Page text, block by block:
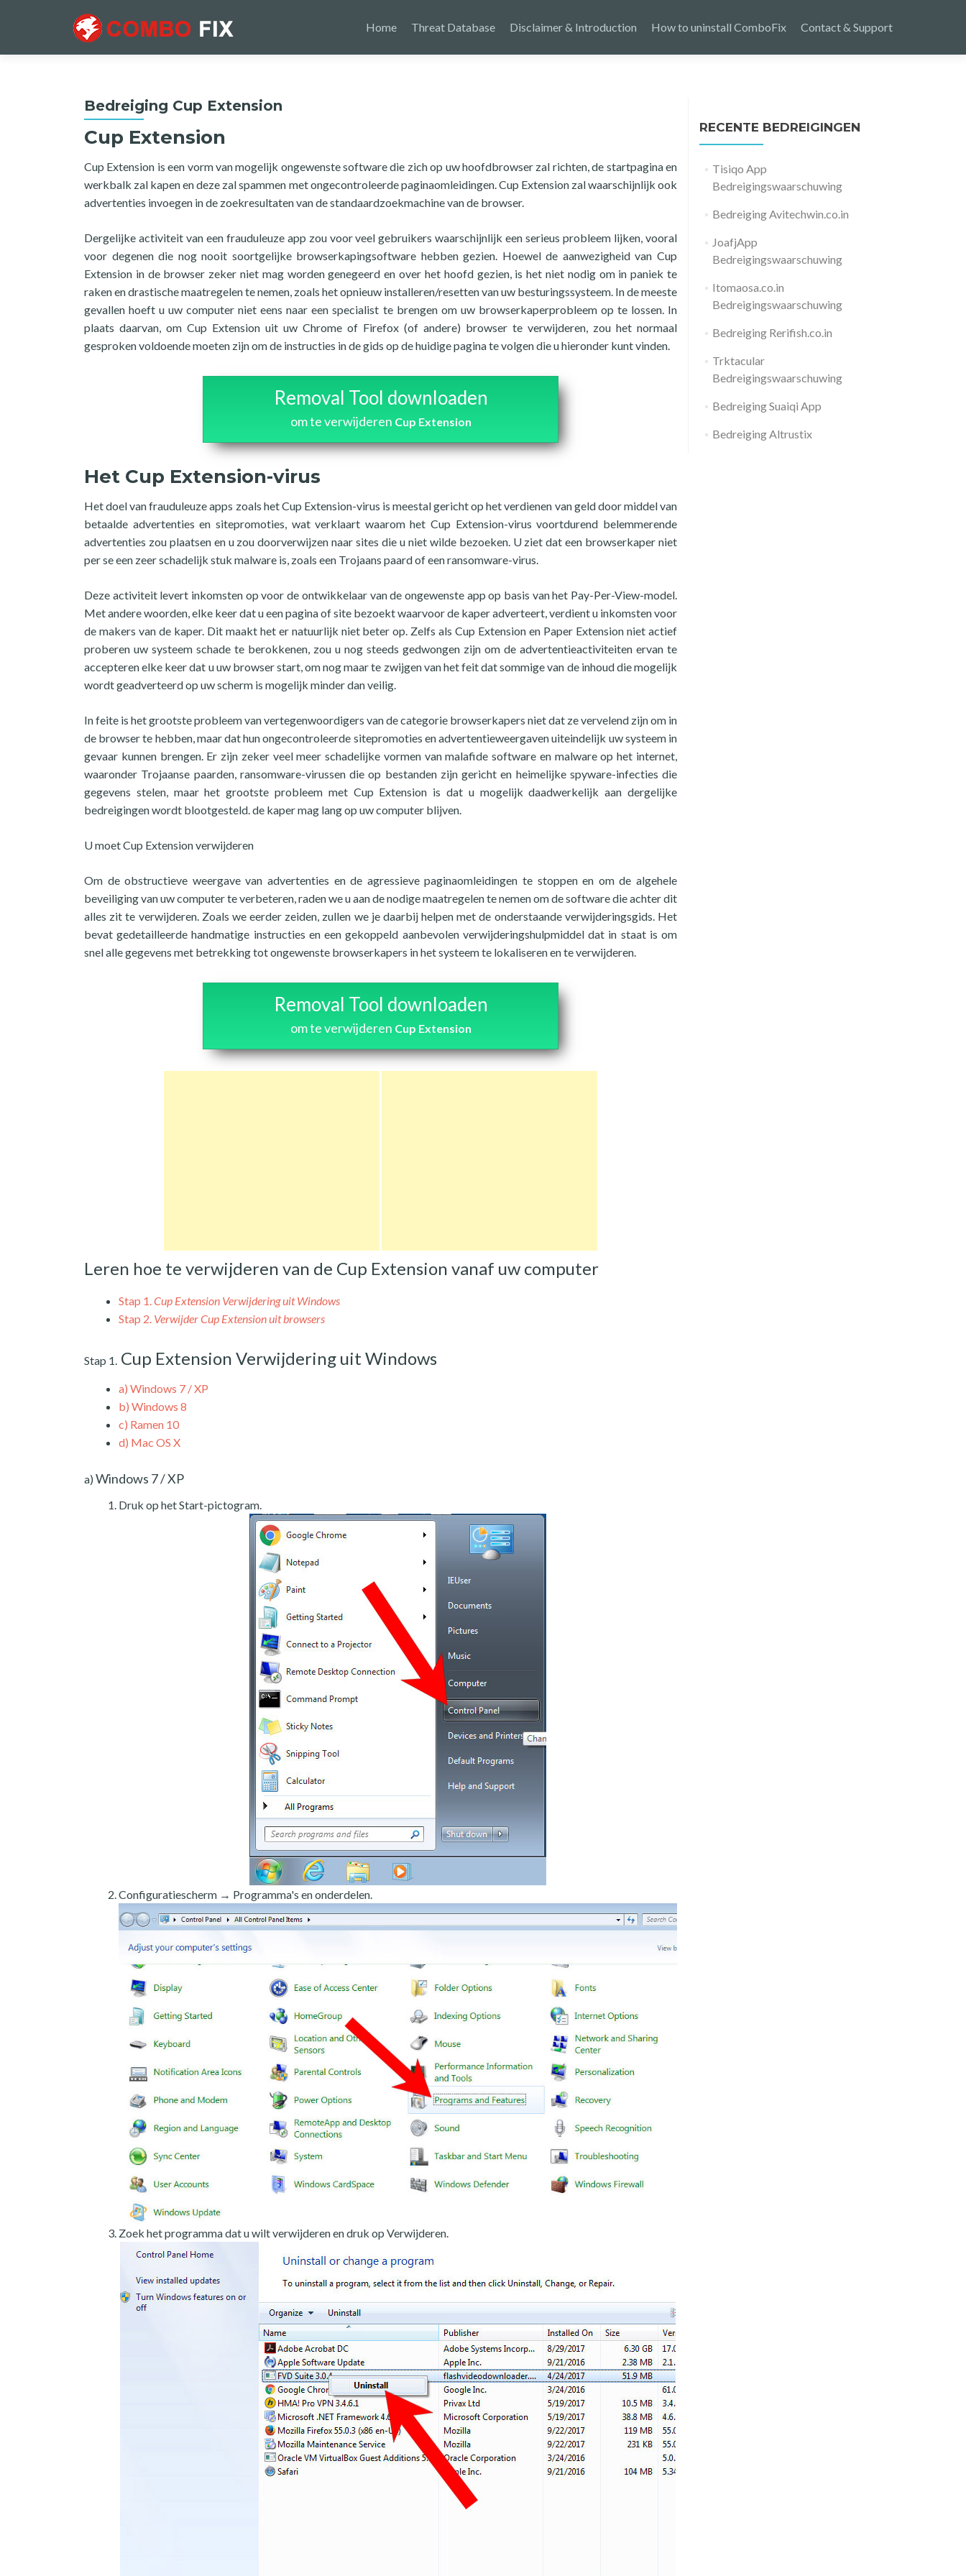
Home Threat Database Disclaimer & Introduction How to uninstall ComboFix Contact & Support
Bedreiging Cup Extension
Cup Extension
Cup Extension is een vorm van mogelijk ongewenste software die zich op uw hoofdbrowser zal richten, de startpagina en
werkbalk zal kapen en deze zal spammen met ongecontroleerde paginaomleidingen. Cup Extension zal waarschijnlijk ook
advertenties invoegen in de zoekresultaten van de standaardzoekmachine van de browser.
Dergelijke activiteit van een frauduleuze app zou voor veel gebruikers waarschijnlijk een serieus probleem lijken, vooral
voor degenen die nog nooit soortgelijke browserkapingsoftware hebben gezien. Hoewel de aanwezigheid van Cup
Extension in de browser zeker niet mag worden genegeerd en over het hoofd gezien, is het niet nodig om in paniek te
raken en drastische maatregelen te nemen, zoals het opnieuw installeren/resetten van uw besturingssysteem. In de meeste
gevallen hoeft u uw computer niet eens naar een specialist te brengen om uw browserkaperprobleem op te lossen. In
plaats daarvan, om Cup Extension uit uw Chrome of Firefox (of andere) browser te verwijderen, zou het normaal
gesproken voldoende moeten zijn om de instructies in de gids op de huidige pagina te volgen die u hieronder kunt vinden.
Removal Tool downloaden
om te verwijderen Cup Extension
Het Cup Extension-virus
Het doel van frauduleuze apps zoals het Cup Extension-virus is meestal gericht op het verdienen van geld door middel van
betaalde advertenties en sitepromoties, wat verklaart waarom het Cup Extension-virus voortdurend belemmerende
advertenties zou plaatsen en u zou doorverwijzen naar sites die u niet wilde bezoeken. U ziet dat een browserkaper niet
per se een zeer schadelijk stuk malware is, zoals een Trojaans paard of een ransomware-virus.
Deze activiteit levert inkomsten op voor de ontwikkelaar van de ongewenste app op basis van het Pay-Per-View-model.
Met andere woorden, elke keer dat u een pagina of site bezoekt waarvoor de kaper adverteert, verdient u inkomsten voor
de makers van de kaper. Dit maakt het er natuurlijk niet beter op. Zelfs als Cup Extension en Paper Extension niet actief
proberen uw systeem schade te berokkenen, zou u nog steeds gedwongen zijn om de advertentieactiviteiten ervan te
accepteren elke keer dat u uw browser start, om nog maar te zwijgen van het feit dat sommige van de inhoud die mogelijk
wordt geadverteerd op uw scherm is mogelijk minder dan veilig.
In feite is het grootste probleem van vertegenwoordigers van de categorie browserkapers niet dat ze vervelend zijn om in
de browser te hebben, maar dat hun ongecontroleerde sitepromoties en advertentieweergaven uiteindelijk uw systeem in
gevaar kunnen brengen. Er zijn zeker veel meer schadelijke vormen van malafide software en malware op het internet,
waaronder Trojaanse paarden, ransomware-virussen die op bestanden zijn gericht en heimelijke spyware-infecties die
gegevens stelen, maar het grootste probleem met Cup Extension is dat u mogelijk daadwerkelijk aan dergelijke
bedreigingen wordt blootgesteld. de kaper mag lang op uw computer blijven.
U moet Cup Extension verwijderen
Om de obstructieve weergave van advertenties en de agressieve paginaomleidingen te stoppen en om de algehele
beveiliging van uw computer te verbeteren, raden we u aan de nodige maatregelen te nemen om de software die achter dit
alles zit te verwijderen. Zoals we eerder zeiden, zullen we je daarbij helpen met de onderstaande verwijderingsgids. Het
bevat gedetailleerde handmatige instructies en een gekoppeld aanbevolen verwijderingshulpmiddel dat in staat is om
snel alle gegevens met betrekking tot ongewenste browserkapers in het systeem te lokaliseren en te verwijderen.
Removal Tool downloaden
om te verwijderen Cup Extension
Leren hoe te verwijderen van de Cup Extension vanaf uw computer
Stap 1.Cup Extension Verwijdering uit Windows
Stap 2. Verwijder Cup Extension uit browsers
Stap 1. Cup Extension Verwijdering uit Windows
a) Windows 7 / XP
b) Windows 8
c) Ramen 10
d) Mac OS X
a) Windows 7 / XP
Druk op het Start-pictogram.
Configuratiescherm → Programma's en onderdelen.
Zoek het programma dat u wilt verwijderen en druk op Verwijderen.
RECENTE BEDREIGINGEN
Tisiqo App
Bedreigingswaarschuwing
Bedreiging Avitechwin.co.in
JoafjApp
Bedreigingswaarschuwing
Itomaosa.co.in
Bedreigingswaarschuwing
Bedreiging Rerifish.co.in
Trktacular
Bedreigingswaarschuwing
Bedreiging Suaiqi App
Bedreiging Altrustix